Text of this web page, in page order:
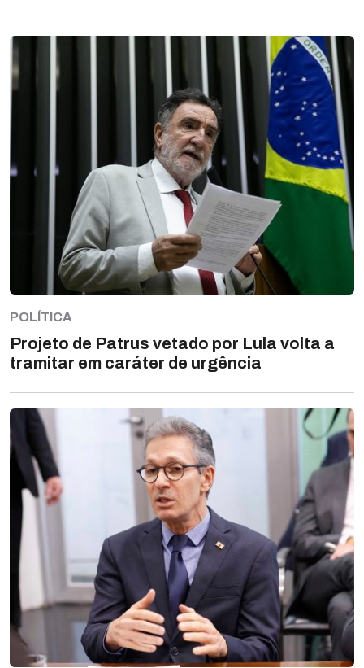
POLÍTICA
Projeto de Patrus vetado por Lula volta a
tramitar em caráter de urgência